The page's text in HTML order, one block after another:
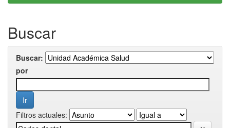
Buscar
Buscar:
por
Filtros actuales: